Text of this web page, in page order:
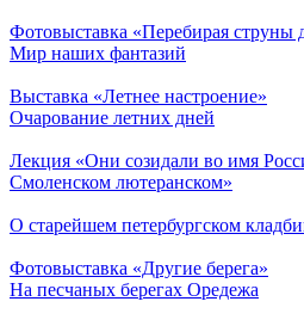
Фотовыставка «Перебирая струны
Мир наших фантазий
Выставка «Летнее настроение»
Очарование летних дней
Лекция «Они созидали во имя
Смоленском лютеранском»
О старейшем петербургском
Фотовыставка «Другие берега»
На песчаных берегах Оредежа